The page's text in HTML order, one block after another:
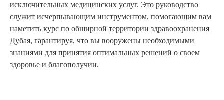
исключительных медицинских услуг. Это руководство
служит исчерпывающим инструментом, помогающим вам
наметить курс по обширной территории здравоохранения
Дубая, гарантируя, что вы вооружены необходимыми
знаниями для принятия оптимальных решений о своем
здоровье и благополучии.